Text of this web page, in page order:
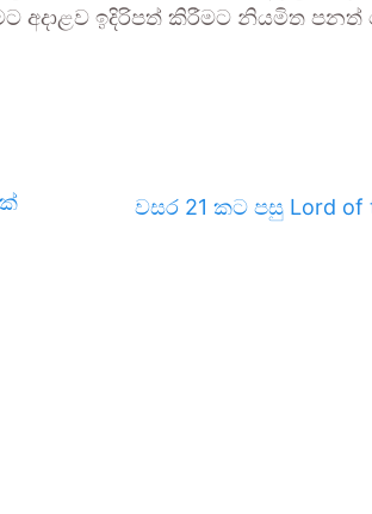
අදාළව ඉදිරිපත් කිරීමට නියමිත පනත්
වසර 21 කට පසු Lord of